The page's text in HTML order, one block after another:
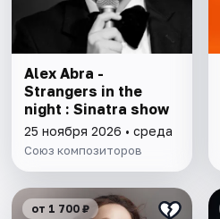
Alex Abra -
Strangers in the
night : Sinatra show
25 ноября 2026 • среда
Союз композиторов
от 1 700 ₽